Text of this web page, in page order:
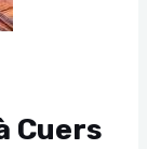
Cuers